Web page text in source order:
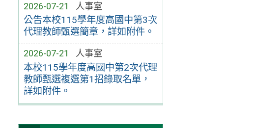
2026-07-21 人事室
公告本校115學年度高國中第3次
代理教師甄選簡章，詳如附件。
2026-07-21 人事室
本校115學年度高國中第2次代理
教師甄選複選第1招錄取名單，
詳如附件。